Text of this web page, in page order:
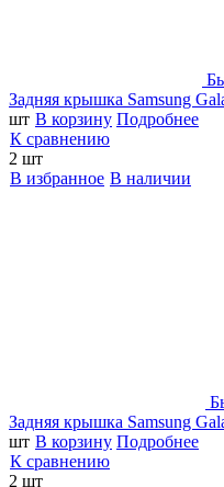
Задняя крышка Samsung
шт В корзину Подробнее
К сравнению
2 шт
В избранное В наличии
Задняя крышка Samsung
шт В корзину Подробнее
К сравнению
2 шт